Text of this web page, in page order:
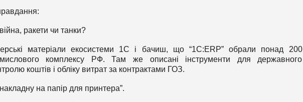
ракети чи танки?
матеріали екосистеми 1С і бачиш, що “1С:ERP” обрали понад 200
комплексу РФ. Там же описані інструменти для державного
коштів і обліку витрат за контрактами ГОЗ.
на папір для принтера”.